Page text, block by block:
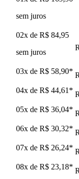
sem juros
02x de R$ 84,95
sem juros
03x de R$ 58,90*
04x de R$ 44,61 *
05x de R$ 36,04*
06x de R$ 30,32*
07x de R$ 26,24*
08x de R$ 23,18*